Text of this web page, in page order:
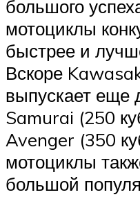
большого
мотоциклы
быстрее и
Вскоре
выпускает еще
Samurai (250
Avenger (350
мотоциклы
большой